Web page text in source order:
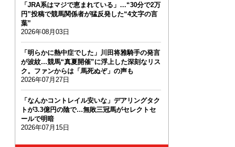
「JRA系はマジで恵まれている」…“30分で2万
円”投稿で競馬関係者が猛反発した“4文字の言
葉”
2026年08月03日
「明らかに熱中症でした」川田将雅騎手の発言
が波紋…競馬“真夏開催”に浮上した深刻なリス
ク。ファンからは「馬死ぬぞ」の声も
2026年07月27日
「なんかコントレイル安いな」デアリングタク
トが3.3億円の陰で…無敗三冠馬がセレクトセ
ールで明暗
2026年07月15日